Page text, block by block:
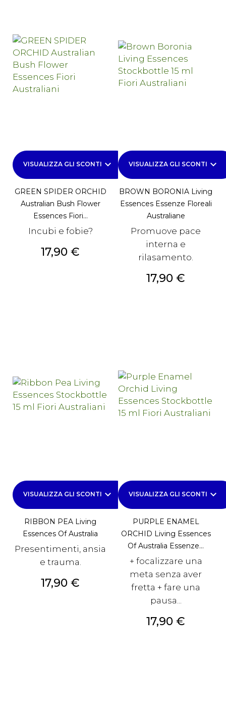
VISUALIZZA GLI SCONTI keyboard_arrow_down
GREEN SPIDER ORCHID
Australian Bush Flower
Essences Fiori...
Incubi e fobie?
Prezzo
17,90 €
VISUALIZZA GLI SCONTI keyboard_arrow_down
BROWN BORONIA Living
Essences Essenze Floreali
Australiane
Promuove pace
interna e
rilasamento.
Prezzo
17,90 €
VISUALIZZA GLI SCONTI keyboard_arrow_down
RIBBON PEA Living
Essences Of Australia
Presentimenti, ansia
e trauma.
Prezzo
17,90 €
VISUALIZZA GLI SCONTI keyboard_arrow_down
PURPLE ENAMEL
ORCHID Living Essences
Of Australia Essenze...
+ focalizzare una
meta senza aver
fretta + fare una
pausa...
Prezzo
17,90 €